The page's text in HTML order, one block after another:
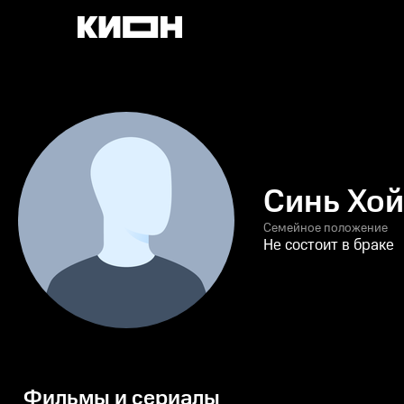
Синь
Семейное положение
Не состоит в браке